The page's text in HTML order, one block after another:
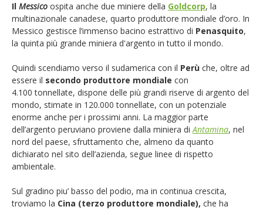
Il Messico ospita anche due miniere della Goldcorp, la
multinazionale canadese, quarto produttore mondiale d’oro. In
Messico gestisce l’immenso bacino estrattivo di Penasquito,
la quinta più grande miniera d'argento in tutto il mondo.
Quindi scendiamo verso il sudamerica con il Perù che, oltre ad
essere il secondo produttore mondiale con
4.100 tonnellate, dispone delle più grandi riserve di argento del
mondo, stimate in 120.000 tonnellate, con un potenziale
enorme anche per i prossimi anni. La maggior parte
dell’argento peruviano proviene dalla miniera diAntamina, nel
nord del paese, sfruttamento che, almeno da quanto
dichiarato nel sito dell’azienda, segue linee di rispetto
ambientale.
Sul gradino piu’ basso del podio, ma in continua crescita,
troviamo la Cina (terzo produttore mondiale), che ha